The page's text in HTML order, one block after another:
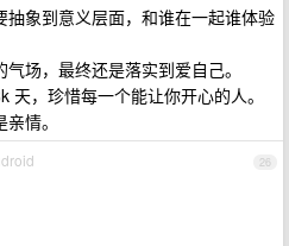
象到意义层面，和谁在一起谁体验
场，最终还是落实到爱自己。
天，珍惜每一个能让你开心的人。
情。
26